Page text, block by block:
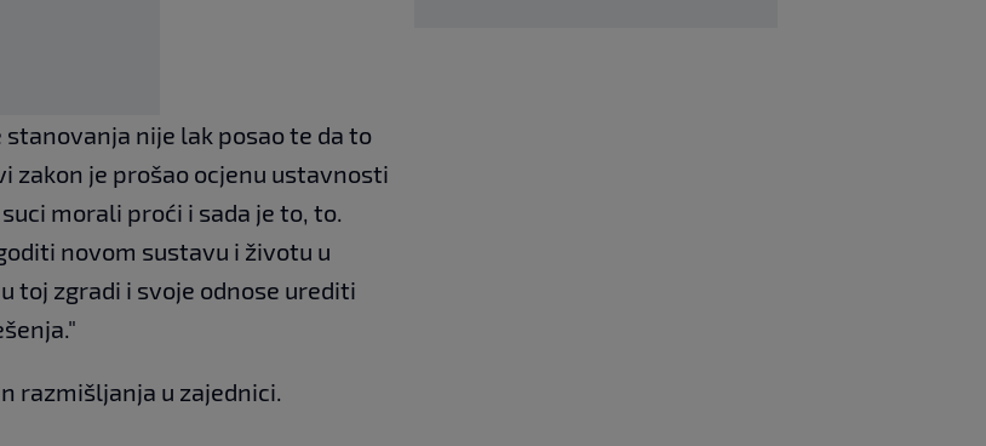
nije lak posao te da to
zakon je prošao ocjenu ustavnosti
morali proći i sada je to, to.
novom sustavu i životu u
toj zgradi i svoje odnose urediti
razmišljanja u zajednici.